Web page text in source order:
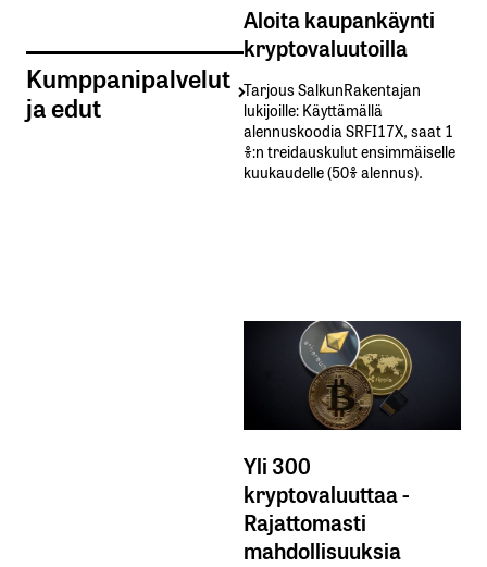
Kumppanipalvelut
ja edut
Aloita kaupankäynti
kryptovaluutoilla
Tarjous SalkunRakentajan
lukijoille: Käyttämällä​ ​
alennuskoodia​ ​SRFI17X,​ ​saat​ ​1
%:n treidauskulut​ ​ensimmäiselle​ ​
kuukaudelle​ ​(50%​ ​alennus).
Yli 300
kryptovaluuttaa -
Rajattomasti
mahdollisuuksia